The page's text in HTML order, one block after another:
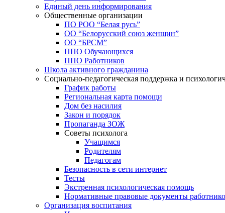
Единый день информирования
Общественные организации
ПО РОО “Белая русь”
ОО “Белорусский союз женщин”
ОО “БРСМ”
ППО Обучающихся
ППО Работников
Школа активного гражданина
Социально-педагогическая поддержка и
График работы
Региональная карта помощи
Дом без насилия
Закон и порядок
Пропаганда ЗОЖ
Советы психолога
Учащимся
Родителям
Педагогам
Безопасность в сети интернет
Тесты
Экстренная психологическая помощь
Нормативные правовые документы
Организация воспитания